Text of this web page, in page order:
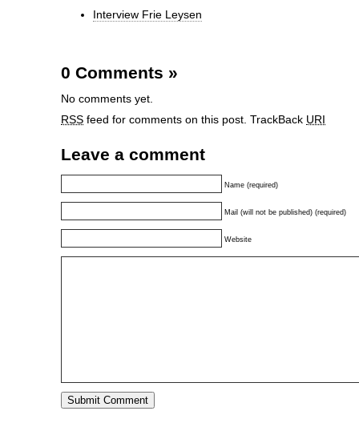
Interview Frie Leysen
0 Comments »
No comments yet.
RSS feed for comments on this post. TrackBack URI
Leave a comment
Name (required)
Mail (will not be published) (required)
Website